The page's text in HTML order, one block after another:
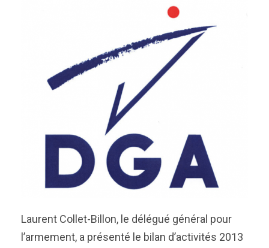
Laurent Collet-Billon, le délégué général pour
l’armement, a présenté le bilan d’activités 2013